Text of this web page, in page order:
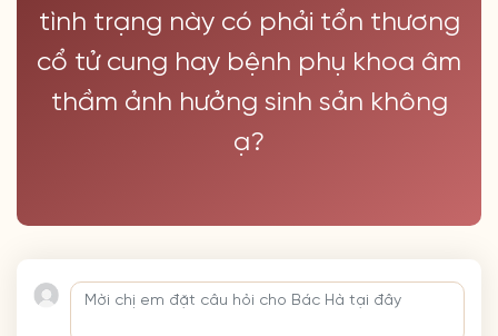
tình trạng này có phải tổn thương
cổ tử cung hay bệnh phụ khoa âm
thầm ảnh hưởng sinh sản không
ạ?